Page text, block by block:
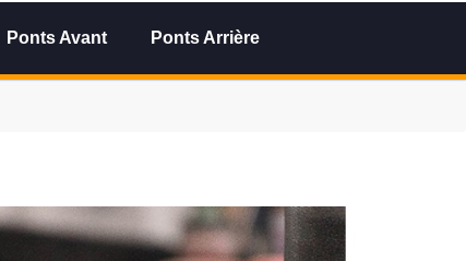
Ponts Avant Ponts Arrière